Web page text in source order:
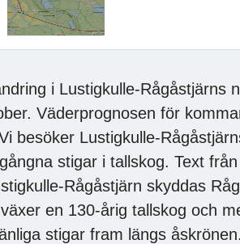
i Lustigkulle-Rågåstjärns
Väderprognosen för
besöker Lustigkulle-
stigar i tallskog. Text
Rågåstjärn skyddas
en 130-årig tallskog och
stigar fram längs